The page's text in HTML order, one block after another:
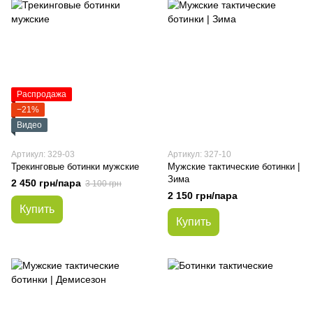
Распродажа
−21%
Видео
Артикул: 329-03
Трекинговые ботинки мужские
2 450 грн/пара 3 100 грн
Купить
Артикул: 327-10
Мужские тактические ботинки |
Зима
2 150 грн/пара
Купить